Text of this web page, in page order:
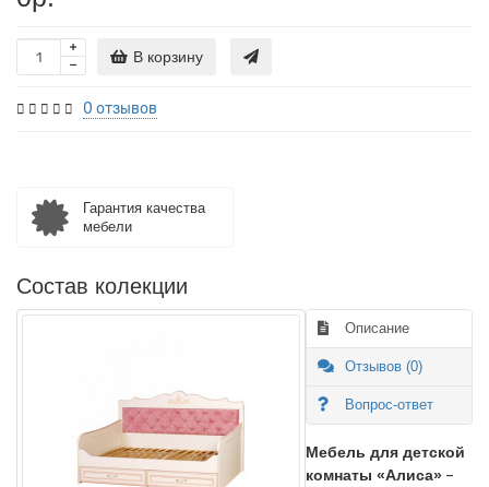
В корзину
0 отзывов
Гарантия качества
мебели
Состав колекции
Описание
Отзывов (0)
Вопрос-ответ
Мебель для детской
комнаты «Алиса» –